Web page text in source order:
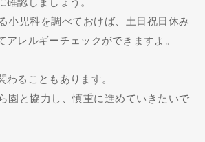
小児科を調べておけば、土日祝日休み
アレルギーチェックができますよ。
わることもあります。
園と協力し、慎重に進めていきたいで